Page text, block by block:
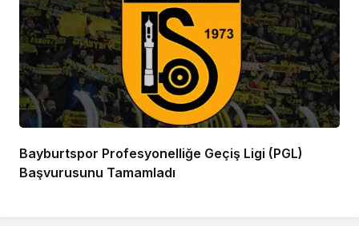
Bayburtspor Profesyonelliğe Geçiş Ligi (PGL)
Başvurusunu Tamamladı